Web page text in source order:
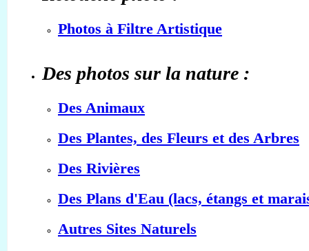
Photos à Filtre Artistique
Des photos sur la nature :
Des Animaux
Des Plantes, des Fleurs et des Arbres
Des Rivières
Des Plans d'Eau (lacs, étangs et
Autres Sites Naturels